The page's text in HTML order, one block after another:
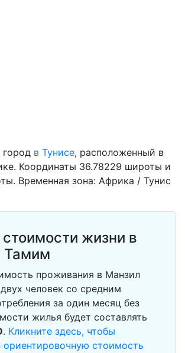
в Тунисе, расположенный в
Координаты 36.78229 широты и
Временная зона: Африка / Тунис
жизни в
Тамим
проживания в Манзил
человек со средним
за один месяц без
жилья будет составлять
. Кликните здесь, чтобы
ориентировочную стоимость